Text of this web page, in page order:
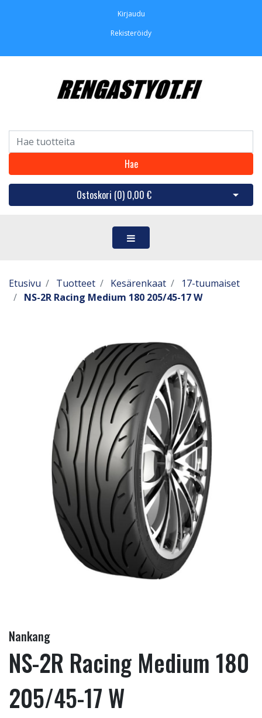
Kirjaudu
Rekisteröidy
Hae
Ostoskori (0) 0,00 € Avaa
Etusivu Tuotteet Kesärenkaat
17-tuumaiset
NS-2R Racing Medium 180 205/45-17 W
Nankang
NS-2R Racing Medium 180
205/45-17 W